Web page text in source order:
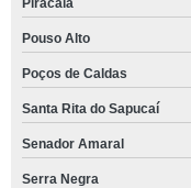
Piracaia
Pouso Alto
Poços de Caldas
Santa Rita do Sapucaí
Senador Amaral
Serra Negra